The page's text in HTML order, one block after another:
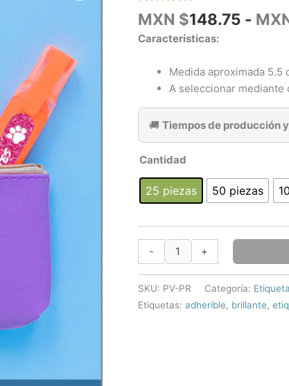
Valorado
con5.00
de
5 en base a
11
valoraciones
MXN $148.75 -
Características:
Medida aproximada 5.5
A seleccionar mediante
🚚Tiempos de producción
Cantidad
25 piezas 50 piezas
-
Etiquetas
Sparkling™
brillantes
medianas
de
+
SKU: PV-PR Categoría:
Etiquetas:adherible, brillante,